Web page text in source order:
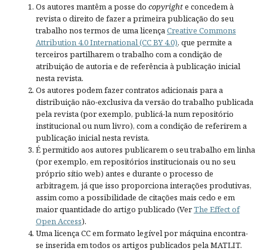
Os autores mantêm a posse do copyrighte concedem à
revista o direito de fazer a primeira publicação do seu
trabalho nos termos de uma licençaCreative Commons
Attribution 4.0 International (CC BY 4.0), que permite a
terceiros partilharem o trabalho com a condição de
atribuição de autoria e de referência à publicação inicial
nesta revista.
Os autores podem fazer contratos adicionais para a
distribuição não-exclusiva da versão do trabalho publicada
pela revista (por exemplo, publicá-la num repositório
institucional ou num livro), com a condição de referirem a
publicação inicial nesta revista.
É permitido aos autores publicarem o seu trabalho em linha
(por exemplo, em repositórios institucionais ou no seu
próprio sítio web) antes e durante o processo de
arbitragem, já que isso proporciona interações produtivas,
assim como a possibilidade de citações mais cedo e em
maior quantidade do artigo publicado (VerThe Effect of
Open Access).
Uma licença CC em formato legível por máquina encontra-
se inserida em todos os artigos publicados pela MATLIT.